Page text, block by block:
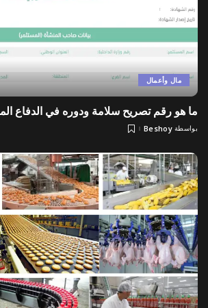
مال وأعمال
ما هو رقم تصريح سلامة ودوره في الدفاع
Posted
بواسطة Beshoy